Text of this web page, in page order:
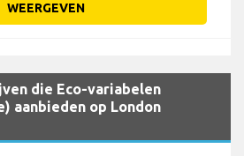
WEERGEVEN
die Eco-variabelen
aanbieden op London